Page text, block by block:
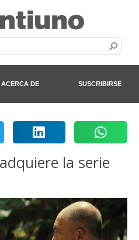
ACERCA DE SUSCRIBIRSE
la serie